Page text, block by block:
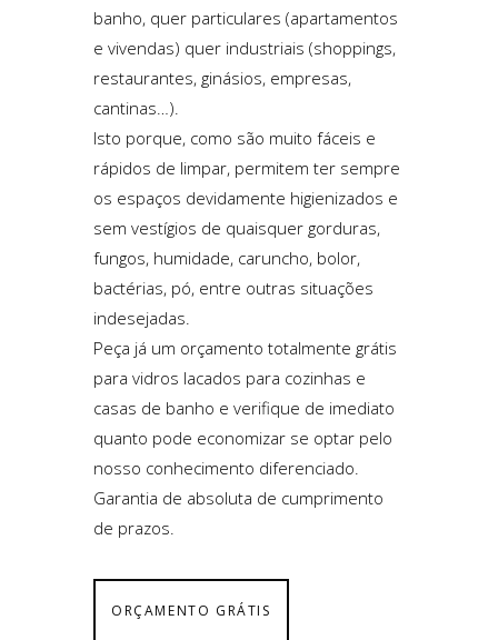
banho, quer particulares (apartamentos
e vivendas) quer industriais (shoppings,
restaurantes, ginásios, empresas,
cantinas…).
Isto porque, como são muito fáceis e
rápidos de limpar, permitem ter sempre
os espaços devidamente higienizados e
sem vestígios de quaisquer gorduras,
fungos, humidade, caruncho, bolor,
bactérias, pó, entre outras situações
indesejadas.
Peça já um orçamento totalmente grátis
para vidros lacados para cozinhas e
casas de banho e verifique de imediato
quanto pode economizar se optar pelo
nosso conhecimento diferenciado.
Garantia de absoluta de cumprimento
de prazos.
ORÇAMENTO GRÁTIS